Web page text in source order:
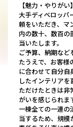
【魅力・やりがい】
大手ディベロッパ
頼をいただき、マ
内の数十、数百の
当いたします。
ご予算、納期など
たうえで、お客様
に合わせて自分自
したインテリアを
ただけたときは非
がいを感じられま
一棟全ての一連の
当するため、規模